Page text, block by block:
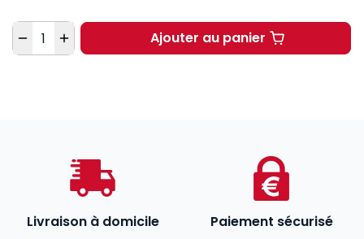
Quantité Ajouter au panier
Tasse Code
Livraison à domicile Paiement sécurisé